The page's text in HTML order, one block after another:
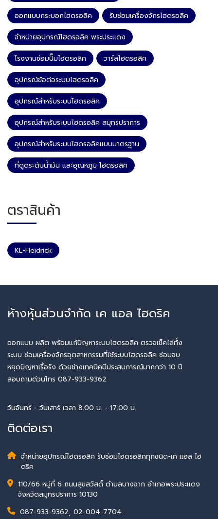
ออกแบบกระบอกไฮดรอลิค รับซ่อมเครื่องจักรไฮดรอลิค
จำหน่ายอุปกรณ์ไฮดรอลิค พระประแดง
โรงงานซ่อมปั๊มไฮดรอลิค วาร์ลไฮดรอลิค
อุปกรณ์ข้อต่อระบบไฮดรอลิค
อุปกรณ์สำหรับระบบไฮดรอลิค
อุปกรณ์สำหรับระบบไฮดรอลิค สมุทรปราการ
อุปกรณ์สำหรับระบบไฮดรอลิคแบบมาตรฐาน
ที่ดูดระดับน้ำมัน และอุณหภูมิ ไฮดรอลิค
ตราสินค้า
KL-Heidrick
ห้างหุ้นส่วนจำกัด เค แอล ไฮดริค
ออกแบบ ผลิต พร้อมแก้ปัญหาระบบไฮดรอลิค ตรวจเช็คไล่ทั้ง
ระบบ ซ่อมเครื่องจักรอุตสาหกรรมที่ใช้ระบบไฮดรอลิค ซ่อมจบ
หยุดปัญหาเรื้อรัง ด้วยช่างเทคนิคมีประสบการณ์มากกว่า 10 ปี
สอบถามด่วนโทร 087-933-9362
วันจันทร์ - วันเสาร์ เวลา 8.00 น. - 17.00 น.
ติดต่อเรา
จำหน่ายอุปกรณ์ไฮดรอลิค รับซ่อมไฮดรอลิคทุกชนิด-เค แอล ไฮ
ดริค
110/66 หมู่ที่ 6 ถนนสุขสวัสดิ์ ตำบลบางจาก อำเภอพระประแดง
จังหวัดสมุทรปราการ 10130
087-933-9362, 02-004-7704